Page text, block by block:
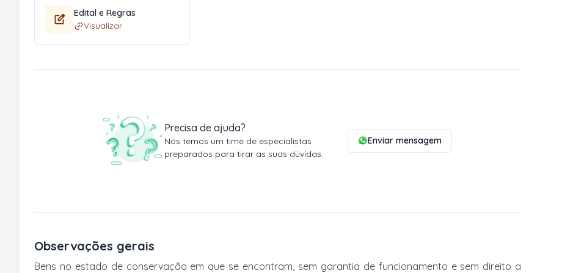
Edital e Regras
Visualizar
Precisa de ajuda?
Nós temos um time de especialistas
preparados para tirar as suas dúvidas.
Enviar mensagem
Observações gerais
Bens no estado de conservação em que se encontram, sem garantia de funcionamento e sem direito a